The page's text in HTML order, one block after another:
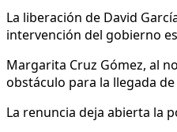
La liberación de David
intervención del gobierno
Margarita Cruz Gómez, al
obstáculo para la llegada
La renuncia deja abierta la